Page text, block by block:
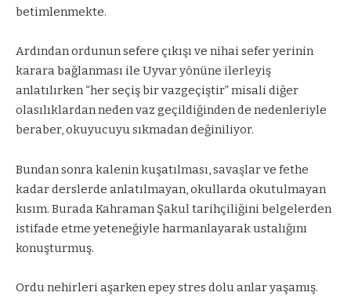
betimlenmekte.
Ardından ordunun sefere çıkışı ve nihai sefer yerinin
karara bağlanması ile Uyvar yönüne ilerleyiş
anlatılırken “her seçiş bir vazgeçiştir” misali diğer
olasılıklardan neden vaz geçildiğinden de nedenleriyle
beraber, okuyucuyu sıkmadan değiniliyor.
Bundan sonra kalenin kuşatılması, savaşlar ve fethe
kadar derslerde anlatılmayan, okullarda okutulmayan
kısım. Burada Kahraman Şakul tarihçiliğini belgelerden
istifade etme yeteneğiyle harmanlayarak ustalığını
konuşturmuş.
Ordu nehirleri aşarken epey stres dolu anlar yaşamış.